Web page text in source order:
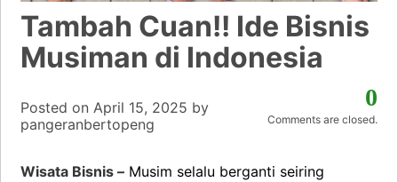
Tambah Cuan!! Ide Bisnis
Musiman di Indonesia
0
Comments are closed.
Posted on April 15, 2025 by
pangeranbertopeng
Wisata Bisnis – Musim selalu berganti seiring